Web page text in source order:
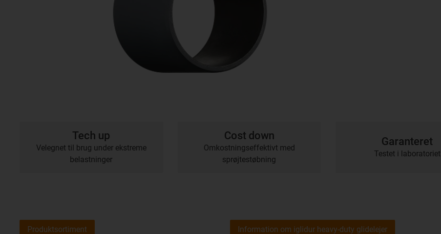
Tech up
Velegnet til brug under ekstreme
belastninger
Cost down
Omkostningseffektivt med
sprøjtestøbning
Garanteret
Testet i laboratoriet
Produktsortiment Information om iglidur heavy-duty glidelejer